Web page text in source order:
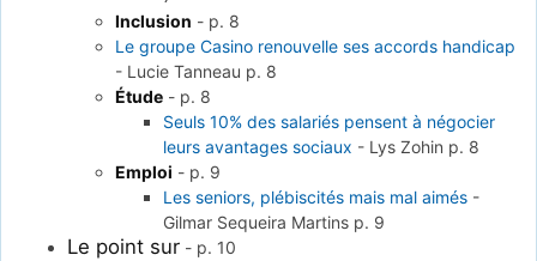
Inclusion - p. 8
Le groupe Casino renouvelle ses accords handicap
- Lucie Tanneau p. 8
Étude - p. 8
Seuls 10% des salariés pensent à négocier
leurs avantages sociaux - Lys Zohin p. 8
Emploi - p. 9
Les seniors, plébiscités mais mal aimés -
Gilmar Sequeira Martins p. 9
Le point sur - p. 10